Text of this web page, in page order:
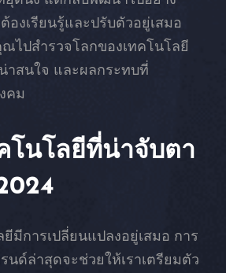
ต้องเรียนรู้และปรับตัวอยู่เสมอ
ไปสำรวจโลกของเทคโนโลยี
าสนใจ และผลกระทบที่
คม
โนโลยีที่น่าจับตา
มีการเปลี่ยนแปลงอยู่เสมอ การ
นด์ล่าสุดจะช่วยให้เราเตรียมตัว